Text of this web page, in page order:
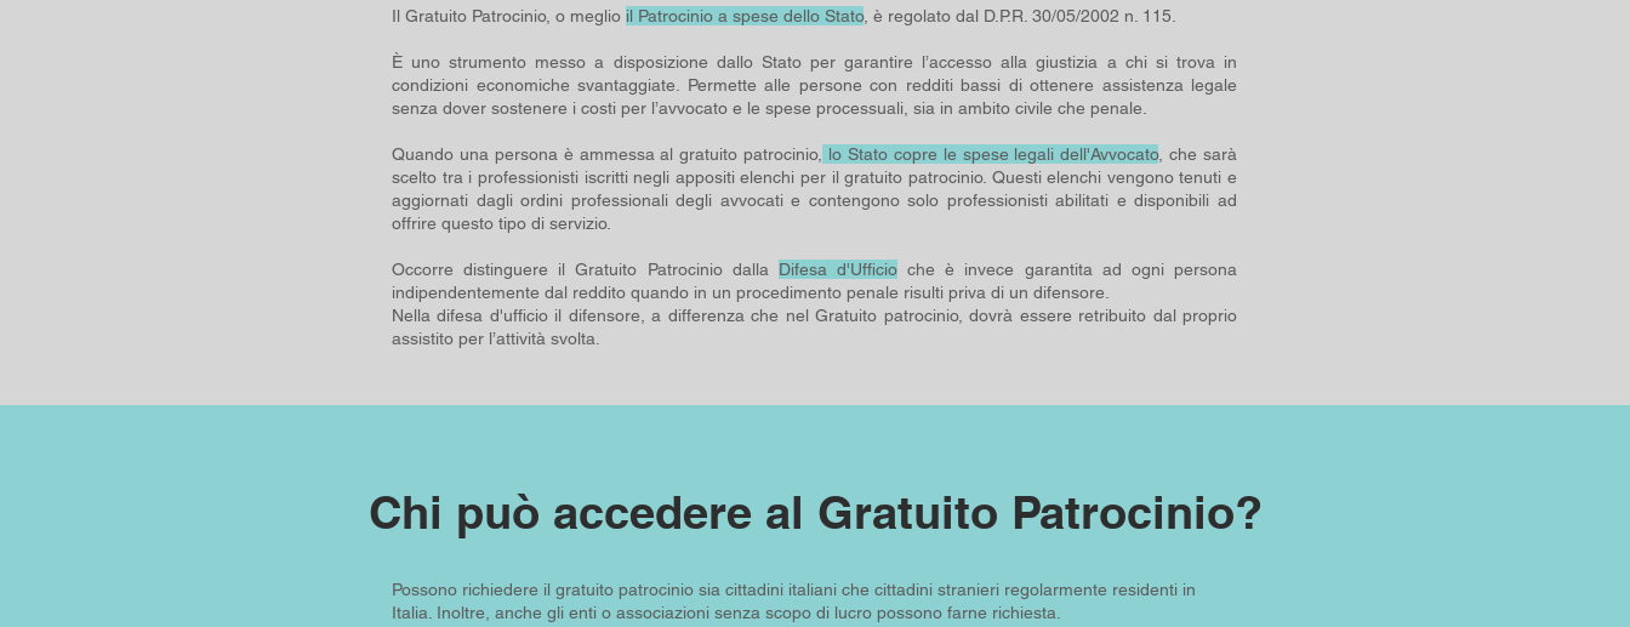
Il Gratuito Patrocinio, o meglio il Patrocinio a spese dello Stato, è regolato dal D.P.R. 30/05/2002 n. 115.
È uno strumento messo a disposizione dallo Stato per garantire l’accesso alla giustizia a chi si trova in
condizioni economiche svantaggiate. Permette alle persone con redditi bassi di ottenere assistenza legale
senza dover sostenere i costi per l’avvocato e le spese processuali, sia in ambito civile che penale.
Quando una persona è ammessa al gratuito patrocinio, lo Stato copre le spese legali dell'Avvocato, che sarà
scelto tra i professionisti iscritti negli appositi elenchi per il gratuito patrocinio. Questi elenchi vengono tenuti e
aggiornati dagli ordini professionali degli avvocati e contengono solo professionisti abilitati e disponibili ad
offrire questo tipo di servizio.
Occorre distinguere il Gratuito Patrocinio dalla Difesa d'Ufficio che è invece garantita ad ogni persona
indipendentemente dal reddito quando in un procedimento penale risulti priva di un difensore.
Nella difesa d'ufficio il difensore, a differenza che nel Gratuito patrocinio, dovrà essere retribuito dal proprio
assistito per l’attività svolta.
Chi può accedere al Gratuito Patrocinio?
Possono richiedere il gratuito patrocinio sia cittadini italiani che cittadini stranieri regolarmente residenti in
Italia. Inoltre, anche gli enti o associazioni senza scopo di lucro possono farne richiesta.